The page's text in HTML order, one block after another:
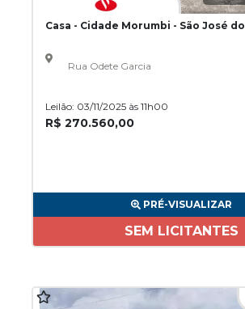
Casa - Cidade Morumbi - São José
Rua Odete Garcia
Leilão: 03/11/2025 às 11h00
R$ 270.560,00
PRÉ-VISUALIZAR
SEM LICITANTES